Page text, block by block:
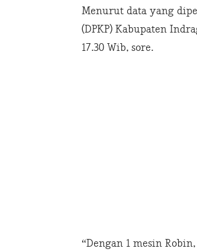
Menurut data yang
(DPKP) Kabupaten
17.30 Wib, sore.
“Dengan 1 mesin Robin,